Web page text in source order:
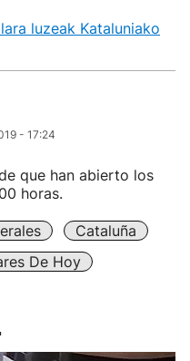
luzeak Kataluniako
- 17:24
que han abierto los
horas.
Cataluña
De Hoy